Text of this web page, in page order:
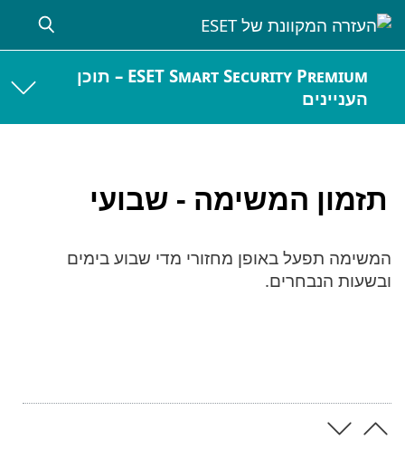
ESET Smart Security Premium – תוכן
העניינים
תזמון המשימה - שבועי
המשימה תפעל באופן מחזורי מדי שבוע בימים
ובשעות הנבחרים.